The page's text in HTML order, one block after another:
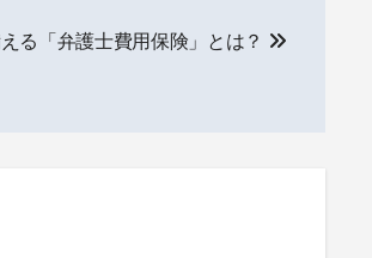
る「弁護士費用保険」とは？